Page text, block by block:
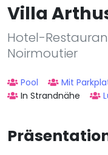
Villa
Hotel-
Noirmoutier
Pool Mit
In Strandnähe